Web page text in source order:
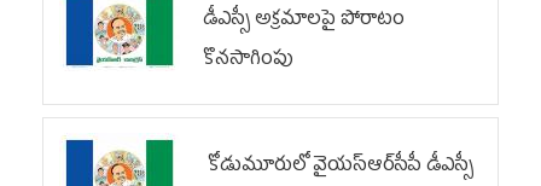
డీఎస్సీ అక్రమాలపై పోరాటం
కొనసాగింపు
కోడుమూరులో వైయ‌స్ఆర్‌సీపీ డీఎస్సీ